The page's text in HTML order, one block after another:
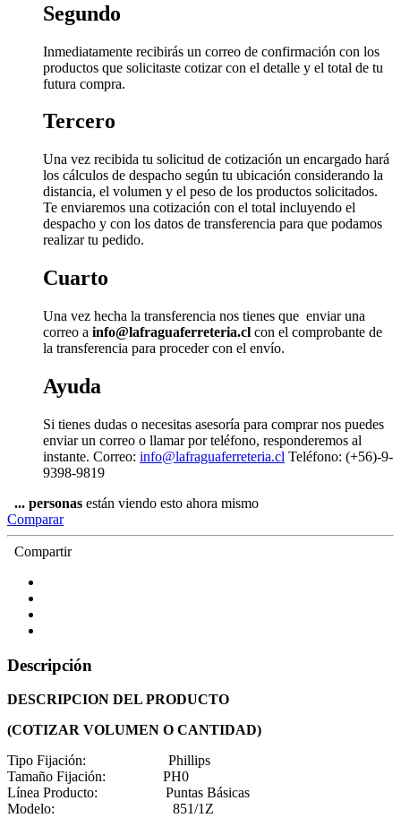
Segundo
Inmediatamente recibirás un correo de confirmación con los
productos que solicitaste cotizar con el detalle y el total de tu
futura compra.
Tercero
Una vez recibida tu solicitud de cotización un encargado hará
los cálculos de despacho según tu ubicación considerando la
distancia, el volumen y el peso de los productos solicitados.
Te enviaremos una cotización con el total incluyendo el
despacho y con los datos de transferencia para que podamos
realizar tu pedido.
Cuarto
Una vez hecha la transferencia nos tienes que enviar una
correo a info@lafraguaferreteria.cl con el comprobante de
la transferencia para proceder con el envío.
Ayuda
Si tienes dudas o necesitas asesoría para comprar nos puedes
enviar un correo o llamar por teléfono, responderemos al
instante. Correo: info@lafraguaferreteria.cl Teléfono: (+56)-9-
9398-9819
... personas están viendo esto ahora mismo
Comparar
Compartir
Descripción
DESCRIPCION DEL PRODUCTO
(COTIZAR VOLUMEN O CANTIDAD)
Tipo Fijación: Phillips
Tamaño Fijación: PH0
Línea Producto: Puntas Básicas
Modelo: 851/1Z